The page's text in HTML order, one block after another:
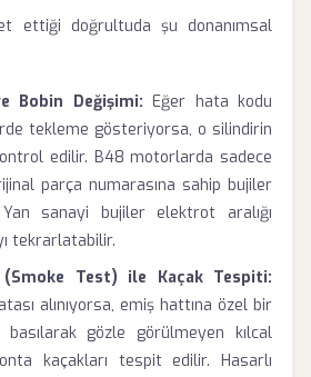
ettiği doğrultuda şu donanımsal
Bobin Değişimi: Eğer hata kodu
tekleme gösteriyorsa, o silindirin
edilir. B48 motorlarda sadece
parça numarasına sahip bujiler
Yan sanayi bujiler elektrot aralığı
tekrarlatabilir.
Test) ile Kaçak Tespiti:
alınıyorsa, emiş hattına özel bir
gözle görülmeyen kılcal
kaçakları tespit edilir. Hasarlı